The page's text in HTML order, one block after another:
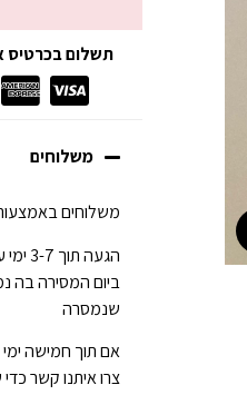
תשלום בכרטיס אשראי עד 3
משלוחים
משלוחים
ביום המסירה בה
שנמסרה
אם תוך חמישה
צרו איתנו קשר